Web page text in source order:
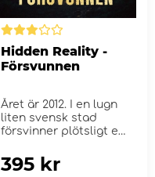
Hidden Reality -
Försvunnen
Året är 2012. I en lugn
liten svensk stad
försvinner plötsligt en
395 kr